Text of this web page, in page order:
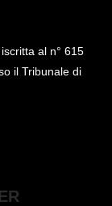
al n° 615
il Tribunale di